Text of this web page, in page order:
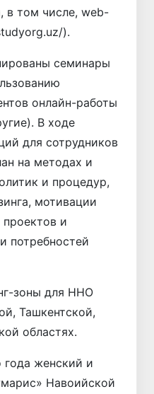
в том числе, web-
).
семинары
онлайн-работы
В ходе
для сотрудников
на методах и
и процедур,
мотивации
проектов и
потребностей
зоны для ННО
Ташкентской,
областях.
года женский и
Навоийской